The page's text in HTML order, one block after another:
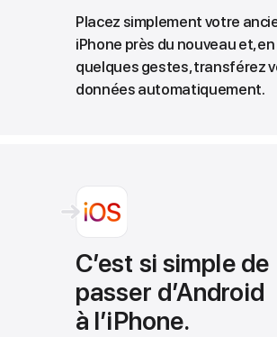
Placez simplement votre
iPhone près du nouveau et, en
quelques gestes, transférez
données automatiquement.
C’est si simple de
passer d’Android
à l’iPhone.